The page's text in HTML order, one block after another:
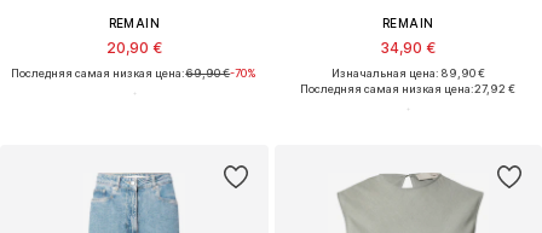
REMAIN
20,90 €
Последняя самая низкая цена:69,90 €-70%
REMAIN
34,90 €
Изначальная цена: 89,90 €
Последняя самая низкая цена:27,92 €